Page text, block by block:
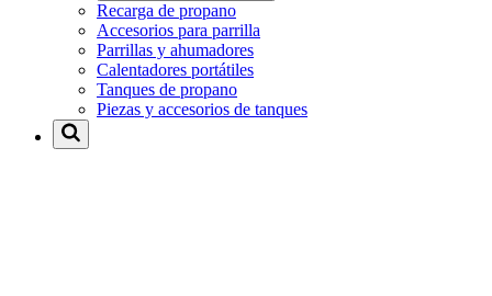
Recarga de propano
Accesorios para parrilla
Parrillas y ahumadores
Calentadores portátiles
Tanques de propano
Piezas y accesorios de tanques